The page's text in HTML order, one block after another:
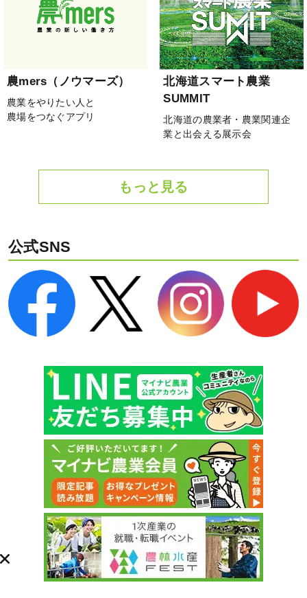
農mers（ノウマーズ）
農業をやりたい人と
農場をつなぐアプリ
北海道スマート農業
SUMMIT
北海道の農業者・農業関連企
業と出会える展示会
もっと見る
公式SNS